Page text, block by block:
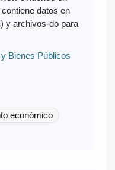
datos en
y archivos-do para
Bienes Públicos
económico